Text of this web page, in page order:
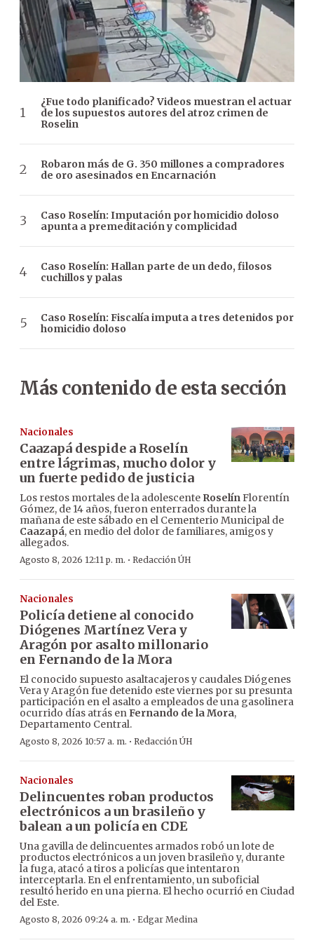
¿Fue todo planificado? Videos muestran el actuar
de los supuestos autores del atroz crimen de
Roselin
Robaron más de G. 350 millones a compradores
de oro asesinados en Encarnación
Caso Roselín: Imputación por homicidio doloso
apunta a premeditación y complicidad
Caso Roselín: Hallan parte de un dedo, filosos
cuchillos y palas
Caso Roselín: Fiscalía imputa a tres detenidos por
homicidio doloso
Más contenido de esta sección
Nacionales
Caazapá despide a Roselín
entre lágrimas, mucho dolor y
un fuerte pedido de justicia
Los restos mortales de la adolescente RoselínFlorentín
Gómez, de 14 años, fueron enterrados durante la
mañana de este sábado en el Cementerio Municipal de
Caazapá, en medio del dolor de familiares, amigos y
allegados.
Agosto 8, 2026 12:11 p. m. · Redacción ÚH
Nacionales
Policía detiene al conocido
Diógenes Martínez Vera y
Aragón por asalto millonario
en Fernando de la Mora
El conocido supuesto asaltacajeros y caudales Diógenes
Vera y Aragón fue detenido este viernes por su presunta
participación en el asalto a empleados de una gasolinera
ocurrido días atrás enFernando de la Mora,
Departamento Central.
Agosto 8, 2026 10:57 a. m. · Redacción ÚH
Nacionales
Delincuentes roban productos
electrónicos a un brasileño y
balean a un policía en CDE
Una gavilla de delincuentes armados robó un lote de
productos electrónicos a un joven brasileño y, durante
la fuga, atacó a tiros a policías que intentaron
interceptarla. En el enfrentamiento, un suboficial
resultó herido en una pierna. El hecho ocurrió en Ciudad
del Este.
Agosto 8, 2026 09:24 a. m. · Edgar Medina